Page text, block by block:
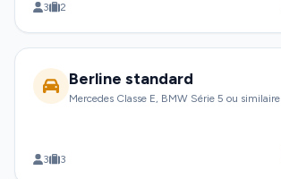
3 2
Berline standard
Mercedes Classe E, BMW Série 5 ou similaire
3 3